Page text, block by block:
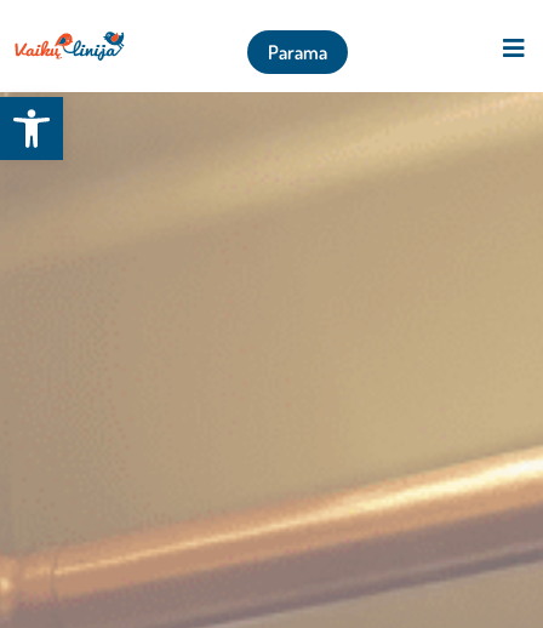
Open toolbar
Parama